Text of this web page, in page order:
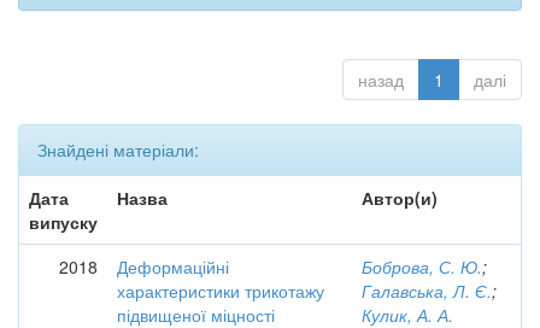
назад 1 далі
Знайдені матеріали:
Дата
випуску
Назва Автор(и)
2018
Деформаційні
характеристики трикотажу
підвищеної міцності
Боброва, С. Ю.;
Галавська, Л. Є.;
Кулик, А. А.